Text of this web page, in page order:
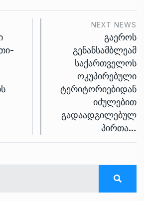
NEXT NEWS
გაეროს
გენანსამბლეამ
საქართველოს
ოკუპირებული
ტერიტორიებიდან
იძულებით
გადაადგილებულ
პირთა…